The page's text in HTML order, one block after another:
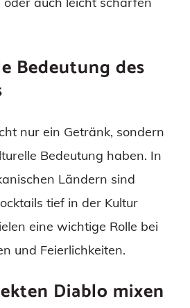
Bedeutung des
nur ein Getränk, sondern
Bedeutung haben. In
Ländern sind
tief in der Kultur
eine wichtige Rolle bei
und Feierlichkeiten.
Diablo mixen